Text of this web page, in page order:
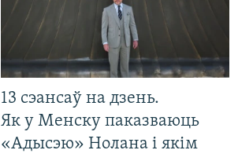
13 сэансаў на дзень.
Як у Менску паказваюць
«Адысэю» Нолана і якім